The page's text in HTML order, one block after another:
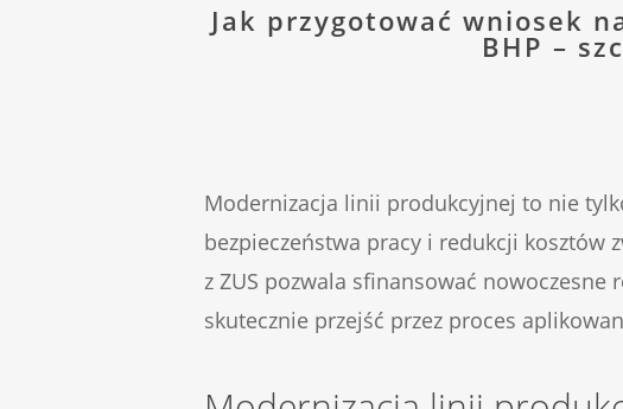
Jak przygotować wniosek
BHP –
Modernizacja linii produkcyjnej to nie
bezpieczeństwa pracy i redukcji kosztów
z ZUS pozwala sfinansować nowoczesne
skutecznie przejść przez proces